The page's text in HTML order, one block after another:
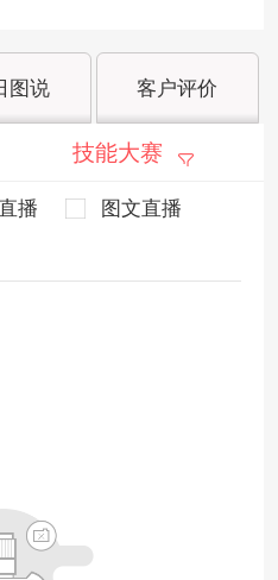
图说 客户评价
技能大赛
播
图文直播